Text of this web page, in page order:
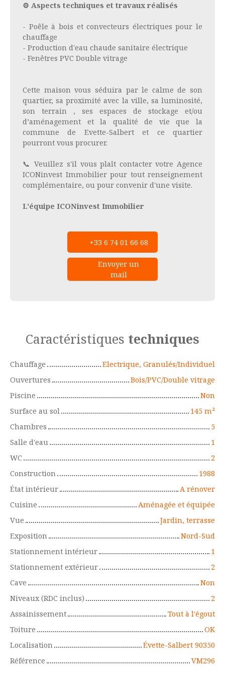
⚙️ Aspects techniques et travaux réalisés
- Poêle à bois et convecteurs électriques pour le
chauffage
- Production d'eau chaude sanitaire électrique
- Fenêtres PVC Double vitrage
Cette maison vous séduira par le calme de son
quartier, sa proximité avec la ville, sa luminosité,
son terrain , ses espaces de stockage et/ou
d’aménagement et la qualité de vie que la
commune de Evette-Salbert et ce quartier
pourront vous procurer.
📞 Veuillez s'il vous plaît contacter votre Agence
ICONinvest Immobilier pour tout renseignement
complémentaire, ou pour convenir d'une visite.
L'équipe ICONinvest Immobilier
+33 6 74 01 66 68
Envoyer un
mail
Caractéristiques techniques
Chauffage
Electrique, Granulés/Individuel
Ouvertures
Bois/PVC/Double vitrage
Piscine
Non
Surface au sol
145 m²
Chambres
5
Salle d'eau
1
WC
2
Construction
1988
État intérieur
A rénover
Cuisine
Aménagée et équipée
Vue
Jardin, terrasse
Exposition
Nord-Sud
Stationnement intérieur
1
Stationnement extérieur
2
Cave
Non
Niveaux (RDC inclus)
2
Assainissement
Tout à l'égout
Toiture
OK
Localisation
Évette-Salbert 90350
Référence
VM296